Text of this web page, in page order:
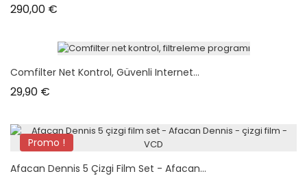
290,00 €
Comfilter Net Kontrol, Güvenli Internet...
29,90 €
Promo !
Pack
Afacan Dennis 5 Çizgi Film Set - Afacan...